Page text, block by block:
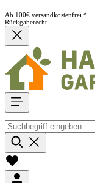
Ab 100€ versandkostenfrei *
Rückgaberecht